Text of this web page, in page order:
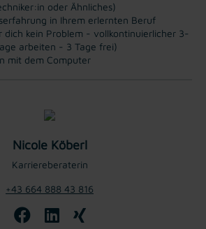
oder Ähnliches)
in Ihrem erlernten Beruf
dich kein Problem - vollkontinuierlicher 3-
arbeiten - 3 Tage frei)
mit dem Computer
Nicole Köberl
Karriereberaterin
+43 664 888 43 816